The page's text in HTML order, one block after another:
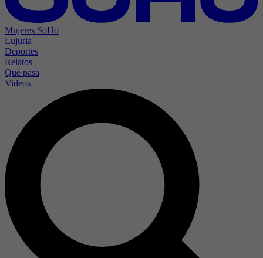
Mujeres SoHo
Lujuria
Deportes
Relatos
Qué pasa
Videos